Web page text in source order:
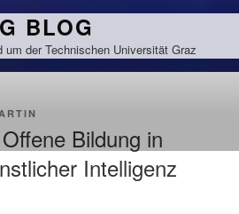
BLOG
um der Technischen Universität Graz
Bildung in
Intelligenz